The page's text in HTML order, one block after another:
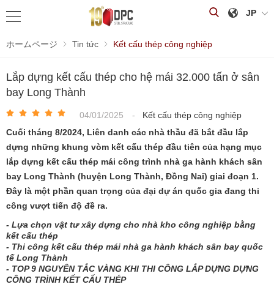
JP
ホームページ Tin tức Kết cấu thép công nghiệp
Lắp dựng kết cấu thép cho hệ mái 32.000 tấn ở sân
bay Long Thành
04/01/2025 -
Kết cấu thép công nghiệp
Cuối tháng 8/2024, Liên danh các nhà thầu đã bắt đầu lắp
dựng những khung vòm kết cấu thép đầu tiên của hạng mục
lắp dựng kết cấu thép mái công trình nhà ga hành khách sân
bay Long Thành (huyện Long Thành, Đồng Nai) giai đoạn 1.
Đây là một phần quan trọng của đại dự án quốc gia đang thi
công vượt tiến độ đề ra.
- Lựa chọn vật tư xây dựng cho nhà kho công nghiệp bằng
kết cấu thép
- Thi công kết cấu thép mái nhà ga hành khách sân bay quốc
tế Long Thành
- TOP 9 NGUYÊN TẮC VÀNG KHI THI CÔNG LẮP DỰNG DỰNG
CÔNG TRÌNH KẾT CẤU THÉP